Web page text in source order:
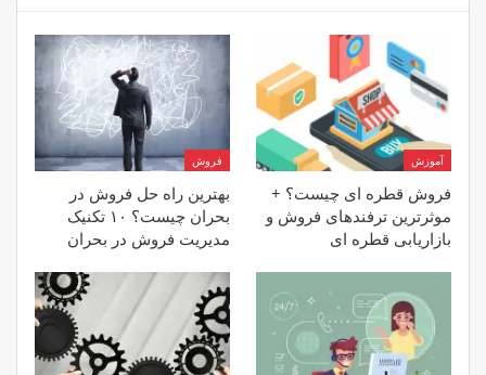
آموزش
فروش قطره ای چیست؟ +
موثرترین ترفندهای فروش و
بازاریابی قطره ای
فروش
بهترین راه حل فروش در
بحران چیست؟ ۱۰ تکنیک
مدیریت فروش در بحران